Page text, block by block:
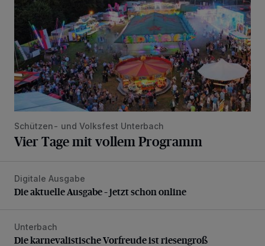
Schützen- und Volksfest Unterbach
Vier Tage mit vollem Programm
Die aktuelle Ausgabe – jetzt schon online
Digitale Ausgabe
Die aktuelle Ausgabe – jetzt schon online
Die karnevalistische Vorfreude ist riesengroß
Unterbach
Die karnevalistische Vorfreude ist riesengroß